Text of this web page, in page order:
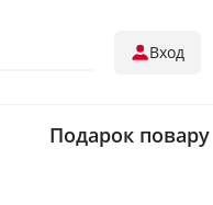
Вход
Подарок повару